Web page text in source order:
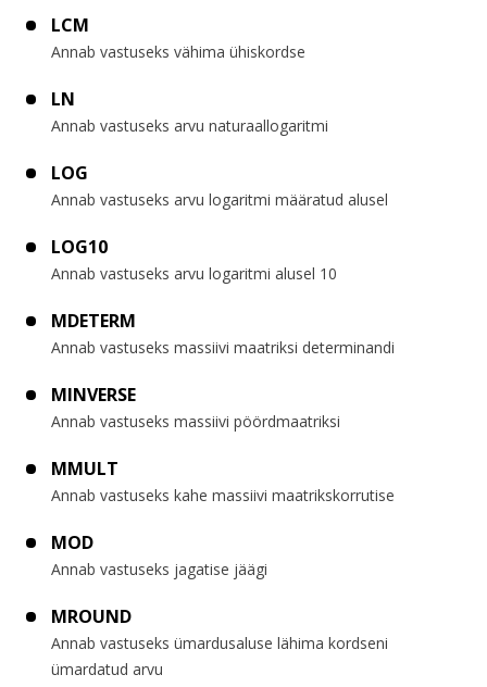
LCM
Annab vastuseks vähima ühiskordse
LN
Annab vastuseks arvu naturaallogaritmi
LOG
Annab vastuseks arvu logaritmi määratud alusel
LOG10
Annab vastuseks arvu logaritmi alusel 10
MDETERM
Annab vastuseks massiivi maatriksi determinandi
MINVERSE
Annab vastuseks massiivi pöördmaatriksi
MMULT
Annab vastuseks kahe massiivi maatrikskorrutise
MOD
Annab vastuseks jagatise jäägi
MROUND
Annab vastuseks ümardusaluse lähima kordseni
ümardatud arvu